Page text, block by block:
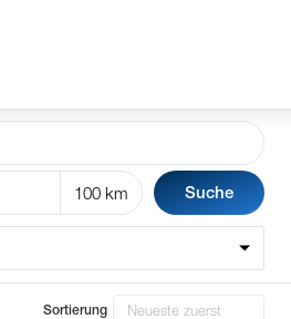
Suche
Sortierung